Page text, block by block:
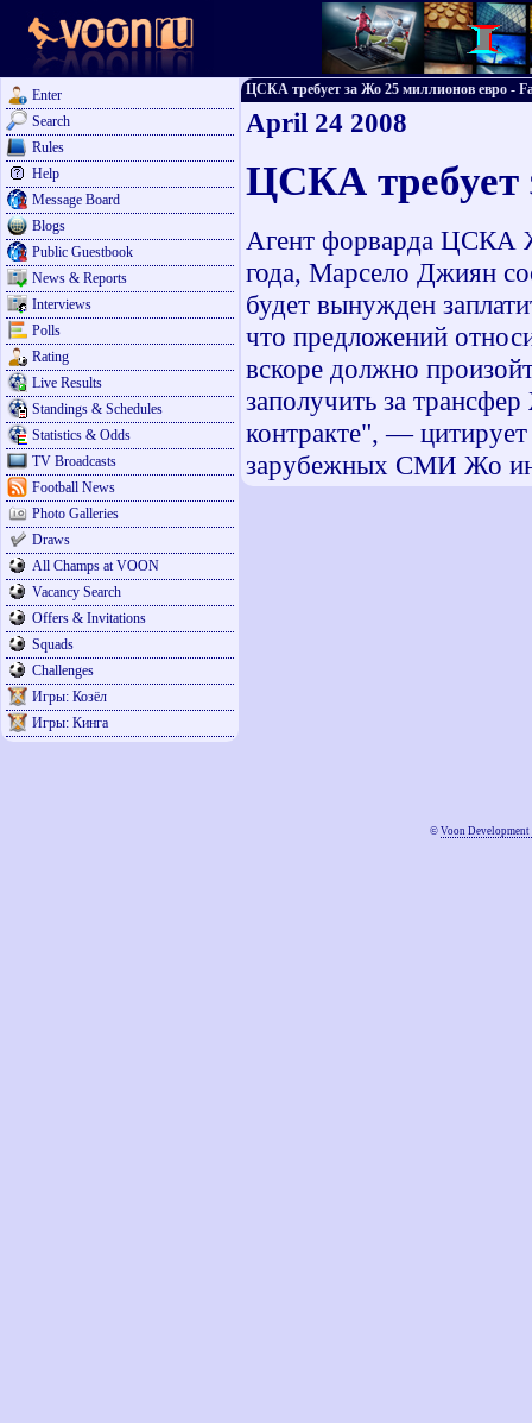
Enter
Search
Rules
Help
Message Board
Blogs
Public Guestbook
News & Reports
Interviews
Polls
Rating
Live Results
Standings & Schedules
Statistics & Odds
TV Broadcasts
Football News
Photo Galleries
Draws
All Champs at VOON
Vacancy Search
Offers & Invitations
Squads
Challenges
Игры: Козёл
Игры: Кинга
ЦСКА требует за Жо 25 миллионов евро -
April 24 2008
ЦСКА требует
Агент форварда ЦСКА
года, Марсело Джиян
будет вынужден
что предложений
вскоре должно
заполучить за
контракте", —
зарубежных СМИ Жо
© Voon Development